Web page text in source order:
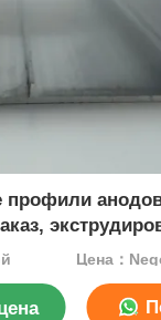
профили
6063
Цена：